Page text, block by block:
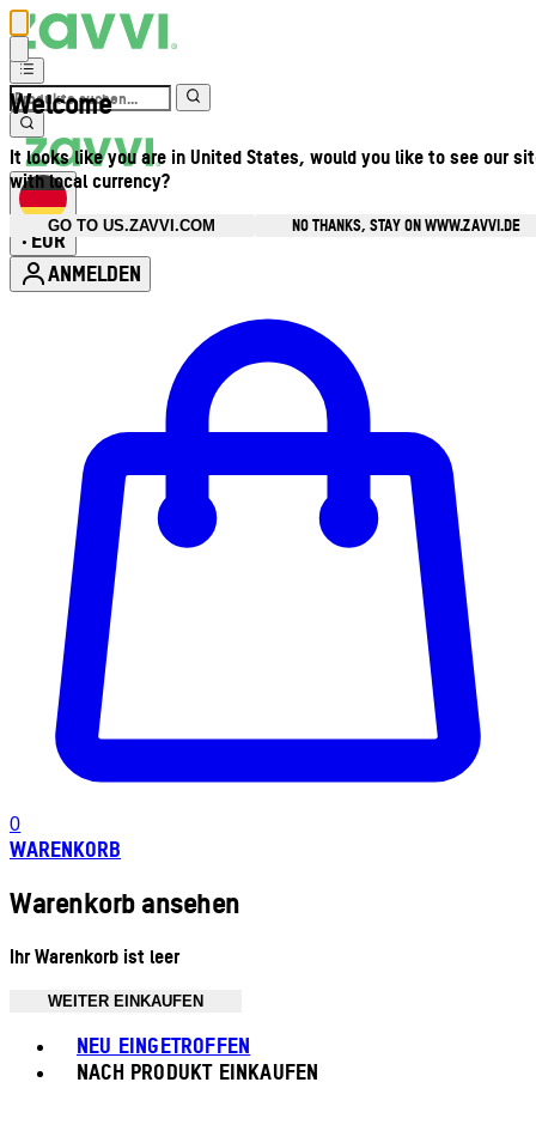
Welcome
It looks like you are in United States, would you like to see our
with local currency?
GO TO US.ZAVVI.COM
NO THANKS, STAY ON WWW.ZAVVI.DE
• EUR
ANMELDEN
0
WARENKORB
Warenkorb ansehen
Ihr Warenkorb ist leer
WEITER EINKAUFEN
NEU EINGETROFFEN
NACH PRODUKT EINKAUFEN